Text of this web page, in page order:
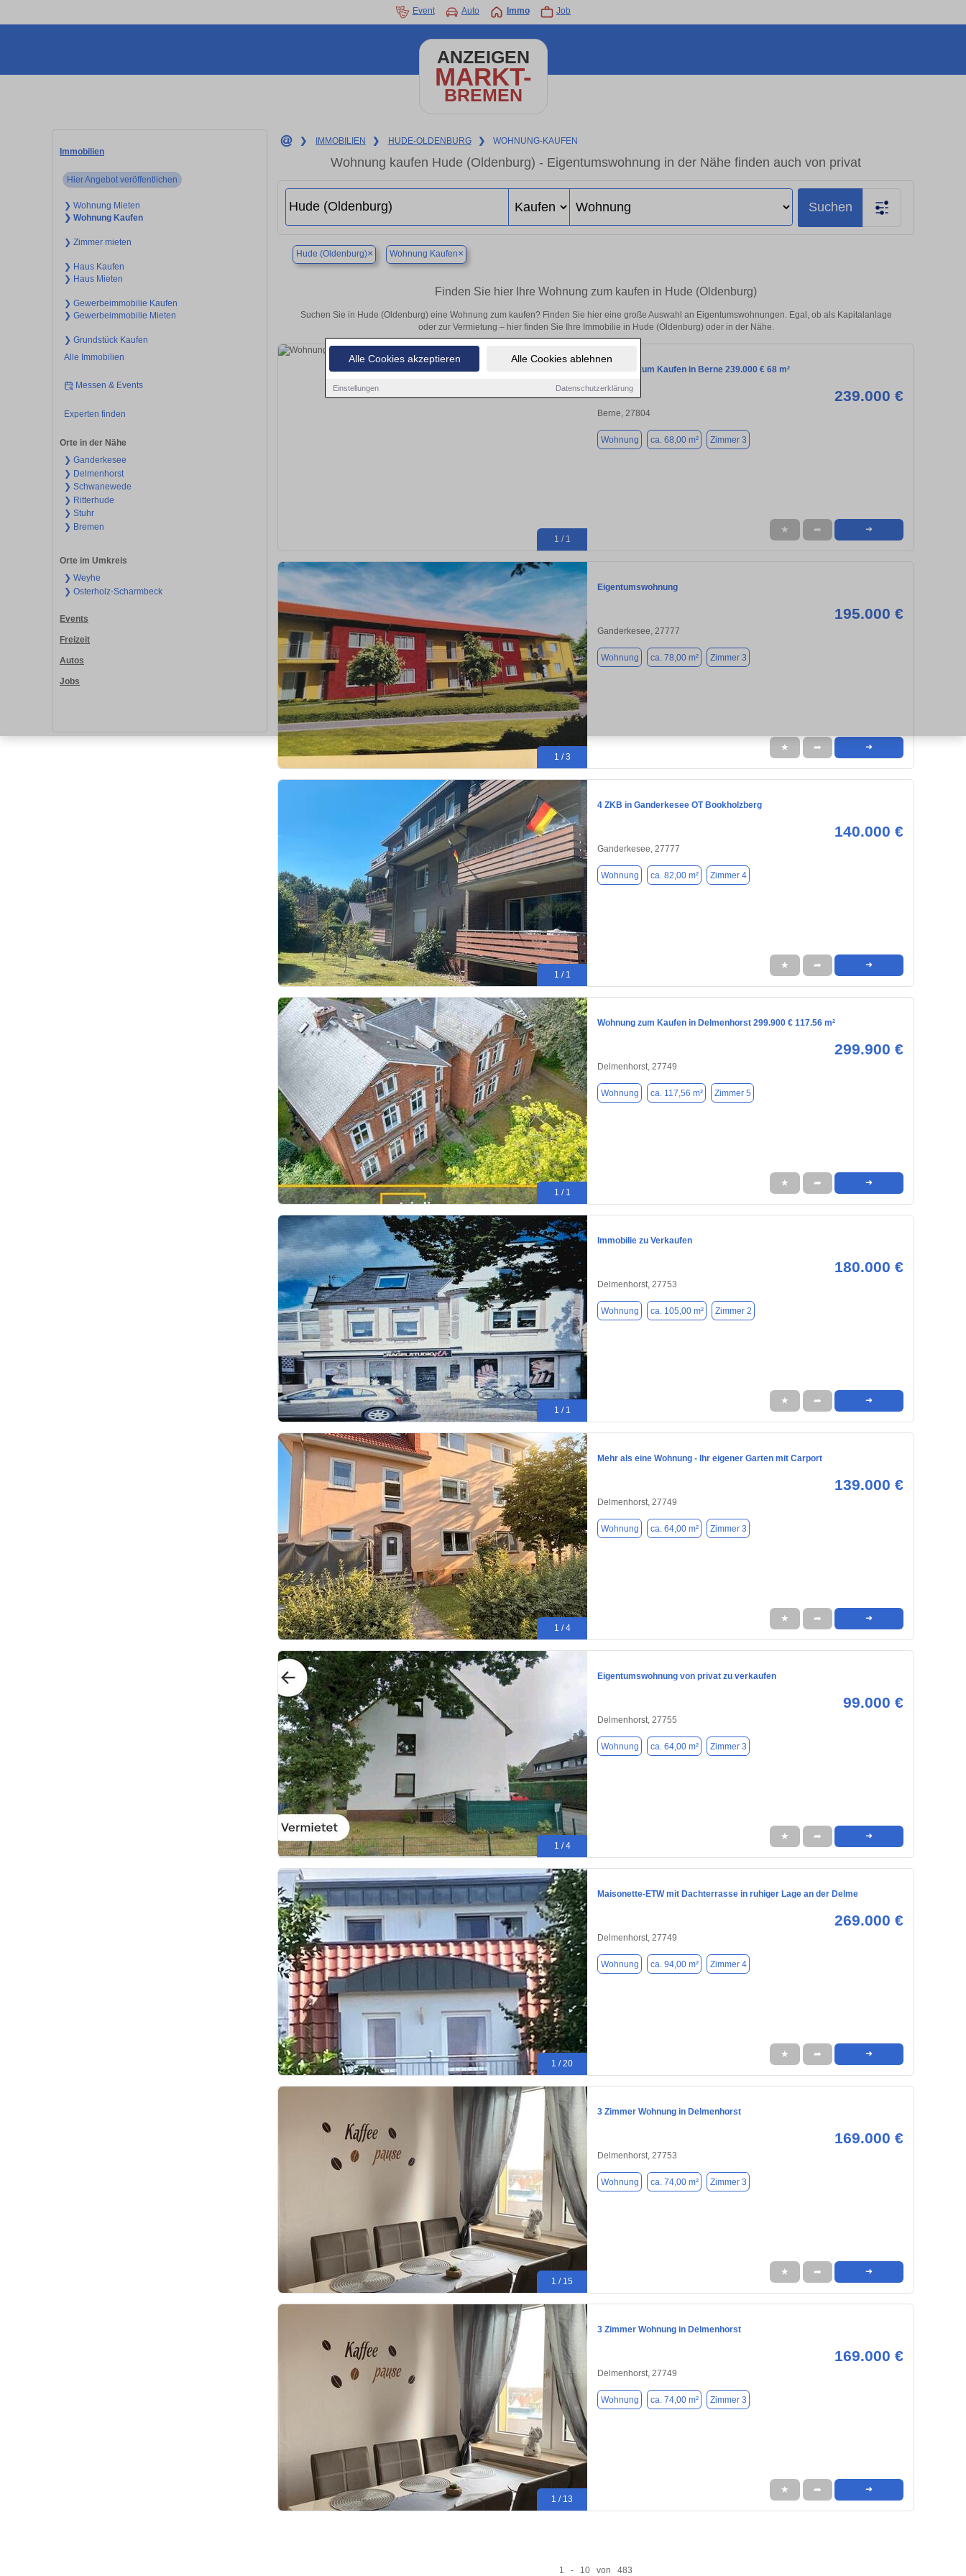
Alle Cookies akzeptieren Alle Cookies ablehnen
Einstellungen Datenschutzerklärung
Event Auto Immo Job
ANZEIGEN
MARKT-
BREMEN
Immobilien
Hier Angebot veröffentlichen
❯ Wohnung Mieten
❯ Wohnung Kaufen
❯ Zimmer mieten
❯ Haus Kaufen
❯ Haus Mieten
❯ Gewerbeimmobilie Kaufen
❯ Gewerbeimmobilie Mieten
❯ Grundstück Kaufen
Alle Immobilien
Messen & Events
Experten finden
Orte in der Nähe
❯ Ganderkesee
❯ Delmenhorst
❯ Schwanewede
❯ Ritterhude
❯ Stuhr
❯ Bremen
Orte im Umkreis
❯ Weyhe
❯ Osterholz-Scharmbeck
Events
Freizeit
Autos
Jobs
❯ IMMOBILIEN ❯ HUDE-OLDENBURG ❯ WOHNUNG-KAUFEN
Wohnung kaufen Hude (Oldenburg) - Eigentumswohnung in der Nähe finden auch von privat
Suchen
Hude (Oldenburg)× Wohnung Kaufen×
Finden Sie hier Ihre Wohnung zum kaufen in Hude (Oldenburg)
Suchen Sie in Hude (Oldenburg) eine Wohnung zum kaufen? Finden Sie hier eine große Auswahl an Eigentumswohnungen. Egal, ob als Kapitalanlage
oder zur Vermietung – hier finden Sie Ihre Immobilie in Hude (Oldenburg) oder in der Nähe.
1 / 1
Wohnung zum Kaufen in Berne 239.000 € 68 m²
239.000 €
Berne, 27804
Wohnung ca. 68,00 m² Zimmer 3
★ ➦ ➜
1 / 3
Eigentumswohnung
195.000 €
Ganderkesee, 27777
Wohnung ca. 78,00 m² Zimmer 3
★ ➦ ➜
1 / 1
4 ZKB in Ganderkesee OT Bookholzberg
140.000 €
Ganderkesee, 27777
Wohnung ca. 82,00 m² Zimmer 4
★ ➦ ➜
1 / 1
Wohnung zum Kaufen in Delmenhorst 299.900 € 117.56 m²
299.900 €
Delmenhorst, 27749
Wohnung ca. 117,56 m² Zimmer 5
★ ➦ ➜
1 / 1
Immobilie zu Verkaufen
180.000 €
Delmenhorst, 27753
Wohnung ca. 105,00 m² Zimmer 2
★ ➦ ➜
1 / 4
Mehr als eine Wohnung - Ihr eigener Garten mit Carport
139.000 €
Delmenhorst, 27749
Wohnung ca. 64,00 m² Zimmer 3
★ ➦ ➜
1 / 4
Eigentumswohnung von privat zu verkaufen
99.000 €
Delmenhorst, 27755
Wohnung ca. 64,00 m² Zimmer 3
★ ➦ ➜
1 / 20
Maisonette-ETW mit Dachterrasse in ruhiger Lage an der Delme
269.000 €
Delmenhorst, 27749
Wohnung ca. 94,00 m² Zimmer 4
★ ➦ ➜
1 / 15
3 Zimmer Wohnung in Delmenhorst
169.000 €
Delmenhorst, 27753
Wohnung ca. 74,00 m² Zimmer 3
★ ➦ ➜
1 / 13
3 Zimmer Wohnung in Delmenhorst
169.000 €
Delmenhorst, 27749
Wohnung ca. 74,00 m² Zimmer 3
★ ➦ ➜
1 - 10 von 483